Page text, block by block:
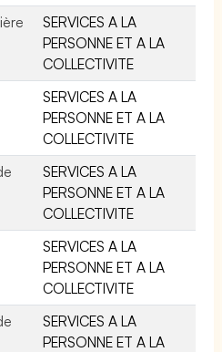
SERVICES A LA
PERSONNE ET A LA
COLLECTIVITE
SERVICES A LA
PERSONNE ET A LA
COLLECTIVITE
SERVICES A LA
PERSONNE ET A LA
COLLECTIVITE
SERVICES A LA
PERSONNE ET A LA
COLLECTIVITE
SERVICES A LA
PERSONNE ET A LA